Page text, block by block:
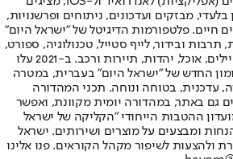
מבזקים ועדכונים, ניתוחים ופרשנויות,
חיים. פלטפורמות הדיגיטל של "ישראל היום"
תרבות ובידור, לייף סטייל, טכנולוגיה, ספורט,
כלכלה וצרכנות, בריאות, חיילים, אוכל, יהדות, תיירות ורכב. ב-2021 עלו
החדש של "ישראל היום" בעברית, במטרה
עדכנית, בטוחה ונוחה. תכני המהדורה
גם באתר, במהדורה יומית מקוונת, ואפשר
ההטבות הייחודי "הקליקה של ישראל
ומבצעים על מוצרים ושירותים. ישראל
ולהצעות לשיפור מקהל הקוראים. פנו אלינו